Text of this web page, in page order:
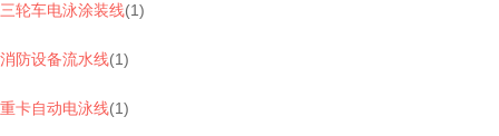
三轮车电泳涂装线(1)
消防设备流水线(1)
重卡自动电泳线(1)